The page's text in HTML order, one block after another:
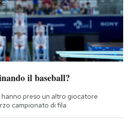
il baseball?
preso un altro giocatore
campionato di fila